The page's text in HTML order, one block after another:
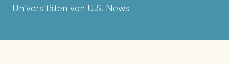
Universitäten von U.S. News